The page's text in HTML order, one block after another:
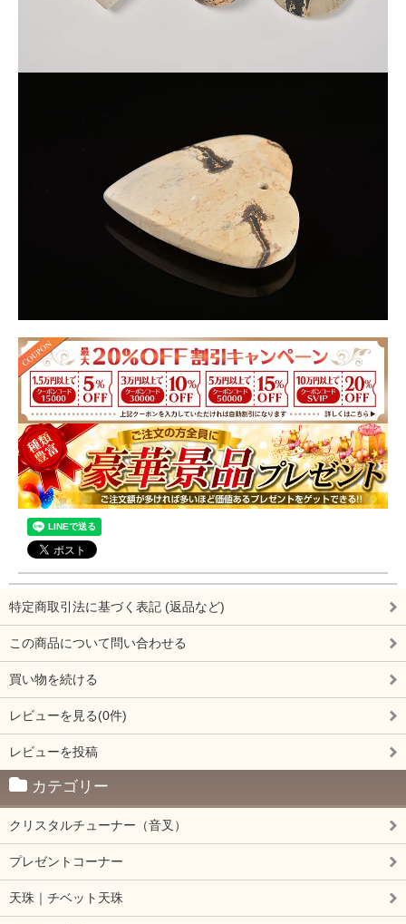
※なるべく現物に近い写真撮影を心がけていますが、モニター
★ご希望の方は、必ずカートに お入れください。
★プレゼントは
複数お申し込み可能ですが、
金額で申し込み条件を満たす必要があります。
ご希望の場合は、 必ず備考欄に
ください。（条件オーバーでご連絡なしの場合
通常価格で計算し、最終金額をお知らせします。
★プレゼントは１度の注文に限ります。
（過去のご注文をさかのぼっての合算は出来ませ
ん。）
★プレゼントの金額制限条件は、税込み、割引後
の金額で適応します。
詳しくはこちら：
お申し込みのご注意点とＱ＆Ａ
特定商取引法に基づく表記 (返品など)
この商品について問い合わせる
買い物を続ける
レビューを見る(0件)
レビューを投稿
カテゴリー
クリスタルチューナー（音叉）
プレゼントコーナー
天珠｜チベット天珠